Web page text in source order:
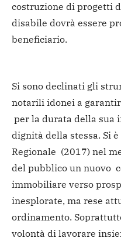
costruzione di progetti
disabile dovrà essere
beneficiario.
Si sono declinati gli
notarili idonei a
per la durata della sua
dignità della stessa. Si
Regionale (2017) nel
del pubblico un nuovo
immobiliare verso
inesplorate, ma rese
ordinamento.
volontà di lavorare